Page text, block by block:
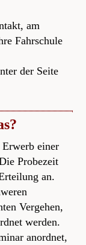
am
Fahrschule
der Seite
einer
Probezeit
an.
Vergehen,
werden.
anordnet,